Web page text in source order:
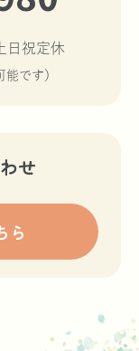
日祝定休
です）
せ
ら